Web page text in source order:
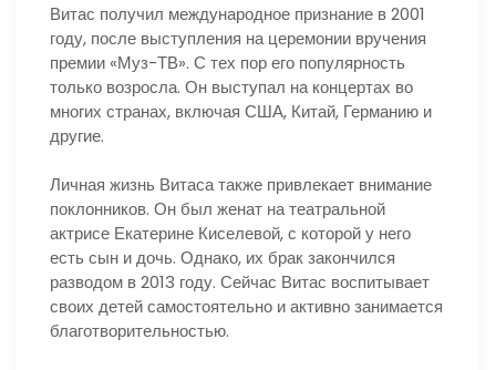
Витас получил международное признание в 2001
году, после выступления на церемонии вручения
премии «Муз-ТВ». С тех пор его популярность
только возросла. Он выступал на концертах во
многих странах, включая США, Китай, Германию и
другие.
Личная жизнь Витаса также привлекает внимание
поклонников. Он был женат на театральной
актрисе Екатерине Киселевой, с которой у него
есть сын и дочь. Однако, их брак закончился
разводом в 2013 году. Сейчас Витас воспитывает
своих детей самостоятельно и активно занимается
благотворительностью.